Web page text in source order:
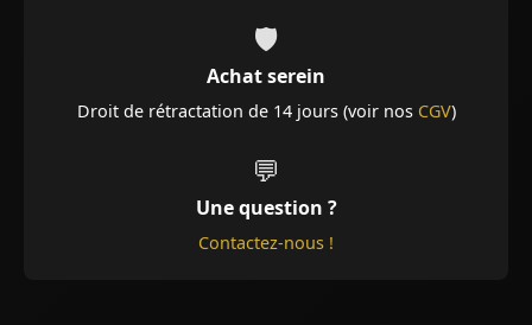
🛡️
Achat serein
Droit de rétractation de 14 jours (voir nos CGV)
💬
Une question ?
Contactez-nous !